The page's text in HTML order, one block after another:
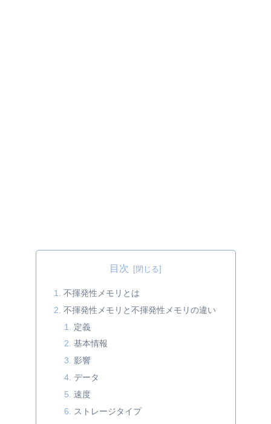
目次
不揮発性メモリとは
不揮発性メモリと不揮発性メモリの違い
定義
基本情報
影響
データ
速度
ストレージタイプ